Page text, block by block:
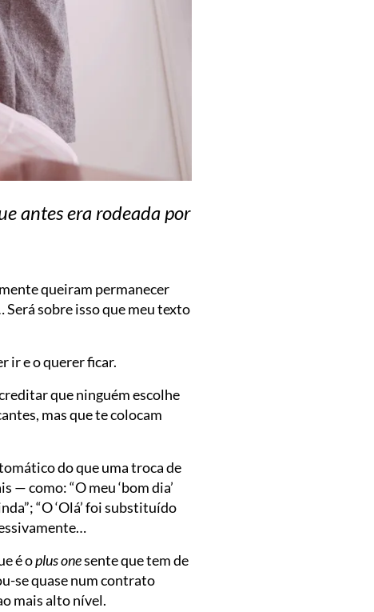
antes era rodeada por
queiram permanecer
Será sobre isso que meu texto
ir e o querer ficar.
que ninguém escolhe
mas que te colocam
do que uma troca de
— como: “O meu ‘bom dia’
“O ‘Olá’ foi substituído
é oplus onesente que tem de
se quase num contrato
mais alto nível.